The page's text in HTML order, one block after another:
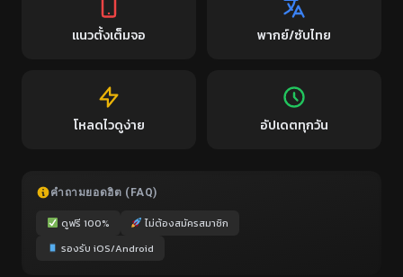
แนวตั้งเต็มจอ พากย์/ซับไทย
โหลดไวดูง่าย อัปเดตทุกวัน
คำถามยอดฮิต (FAQ)
ดูฟรี 100%
ไม่ต้องสมัครสมาชิก
รองรับ iOS/Android